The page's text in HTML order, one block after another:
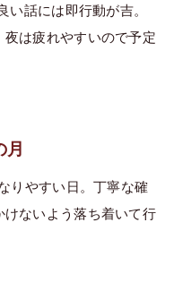
い話には即行動が吉。
は疲れやすいので予定
月
りやすい日。丁寧な確
ないよう落ち着いて行